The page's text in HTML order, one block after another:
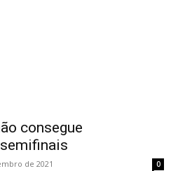
consegue
de 2021 0